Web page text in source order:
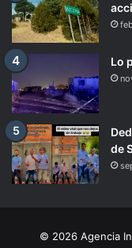
Lo
de
© 2026 Agencia